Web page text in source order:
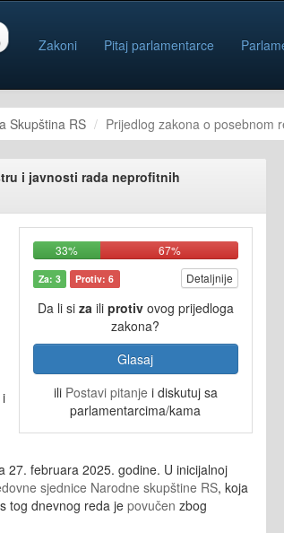
Zakoni Pitaj parlamentarce
Skupština RS Prijedlog zakona o posebnom
i javnosti rada neprofitnih
33% 67%
Za: 3 Protiv: 6 Detaljnije
Da li si zaili protivovog prijedloga
zakona?
Glasaj
ili Postavi pitanje i diskutuj sa
parlamentarcima/kama
i
27. februara 2025. godine. U inicijalnoj
sjednice Narodne skupštine RS, koja
tog dnevnog reda je povučen zbog